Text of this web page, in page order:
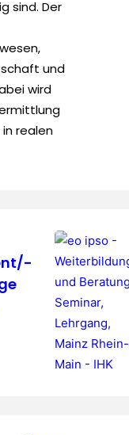
sind. Der
und
wird
realen